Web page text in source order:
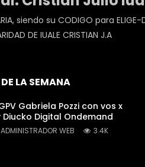
siendo su CODIGO para
DE IUALE CRISTIAN J.A
LA SEMANA
Gabriela Pozzi con vos x
Diucko Digital Ondemand
ADMINISTRADOR WEB 3.4K